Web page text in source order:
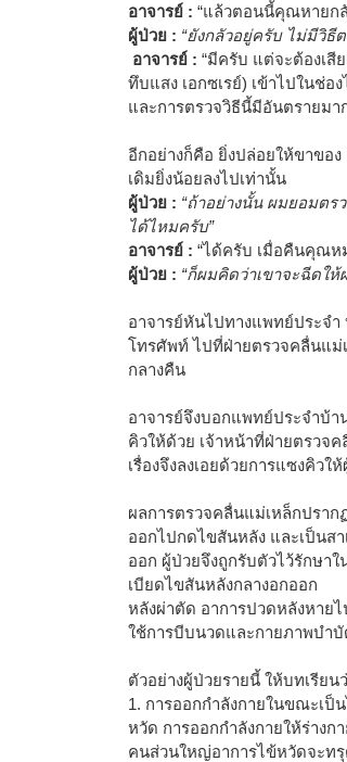
อาจารย์ : “แล้วตอนนี้คุณหายกลั
ผู้ป่วย : “ยังกลัวอยู่ครับ ไม่มีวิธี
อาจารย์ : “มีครับ แต่จะต้องเสี
ทึบแสง เอกซเรย์) เข้าไปในช่
และการตรวจวิธีนี้มีอันตรายมา
อีกอย่างก็คือ ยิ่งปล่อยให้ขาขอ
เดิมยิ่งน้อยลงไปเท่านั้น
ผู้ป่วย : “ถ้าอย่างนั้น ผมยอมต
ได้ไหมครับ”
อาจารย์ : “ได้ครับ เมื่อคืนคุณห
ผู้ป่วย : “ก็ผมคิดว่าเขาจะฉีดให้
อาจารย์หันไปทางแพทย์ประจ
โทรศัพท์ ไปที่ฝ่ายตรวจคลื่นแม่
กลางคืน
อาจารย์จึงบอกแพทย์ประจำบ้
คิวให้ด้วย เจ้าหน้าที่ฝ่ายตรวจ
เรื่องจึงลงเอยด้วยการแซงคิว
ผลการตรวจคลื่นแม่เหล็กปรา
ออกไปกดไขสันหลัง และเป็นส
ออก ผู้ป่วยจึงถูกรับตัวไว้รักษา
เบียดไขสันหลังกลางอกออก
หลังผ่าตัด อาการปวดหลังหาย
ใช้การบีบนวดและกายภาพบำ
ตัวอย่างผู้ป่วยรายนี้ ให้บทเรียน
1. การออกกำลังกายในขณะเป็
หวัด การออกกำลังกายให้ร่าง
คนส่วนใหญ่อาการไข้หวัดจะทรุ